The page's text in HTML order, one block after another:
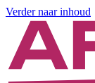
Verder naar inhoud